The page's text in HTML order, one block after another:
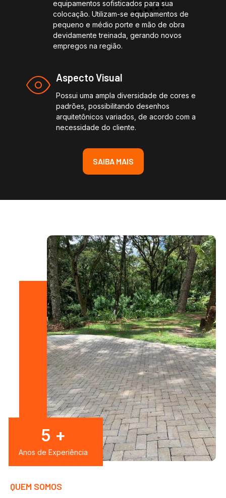
equipamentos sofisticados para sua
colocação. Utilizam-se equipamentos de
pequeno e médio porte e mão de obra
devidamente treinada, gerando novos
empregos na região.
Aspecto Visual
Possui uma ampla diversidade de cores e
padrões, possibilitando desenhos
arquitetônicos variados, de acordo com a
necessidade do cliente.
SAIBA MAIS
QUEM SOMOS
7 +
Anos de Experiência